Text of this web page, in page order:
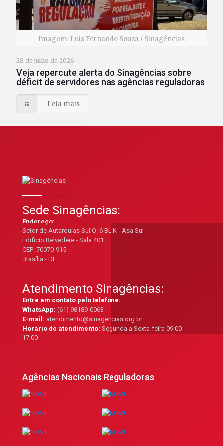
Imagem: Luis Fernando Souza / Sinagências
28 de julho de 2026
Veja repercute alerta do Sinagências sobre
déficit de servidores nas agências reguladoras
Leia mais
Sede Sinagências:
Endereço:
Setor de Autarquias Sul Q. 6 BL K - Asa Sul
Edifício Belvedere - Sala 401
CEP: 70070-915
Brasília - DF
Atendimento Sinagências:
Entre em contato pelo telefone:
WhatsApp:(61) 98189-0063
E-mail:atendimento@sinagencias.org.br
Horário de atendimento:Segunda a Sexta-feira 09:00 -
17:00
Agências Nacionais Reguladoras